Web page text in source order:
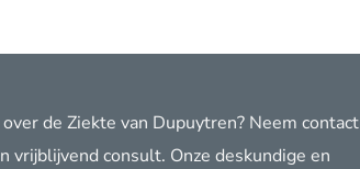
de Ziekte van Dupuytren? Neem contact
vrijblijvend consult. Onze deskundige en